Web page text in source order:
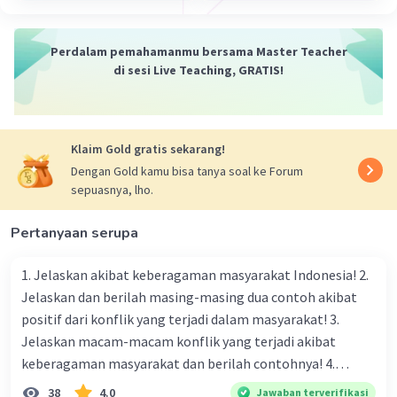
Perdalam pemahamanmu bersama Master Teacher
di sesi Live Teaching, GRATIS!
Klaim Gold gratis sekarang!
Dengan Gold kamu bisa tanya soal ke Forum
sepuasnya, lho.
Pertanyaan serupa
1. Jelaskan akibat keberagaman masyarakat Indonesia! 2.
Jelaskan dan berilah masing-masing dua contoh akibat
positif dari konflik yang terjadi dalam masyarakat! 3.
Jelaskan macam-macam konflik yang terjadi akibat
keberagaman masyarakat dan berilah contohnya! 4.
Mengapa dalam masyarakat yang memiliki keberagaman
38 4.0 Jawaban terverifikasi